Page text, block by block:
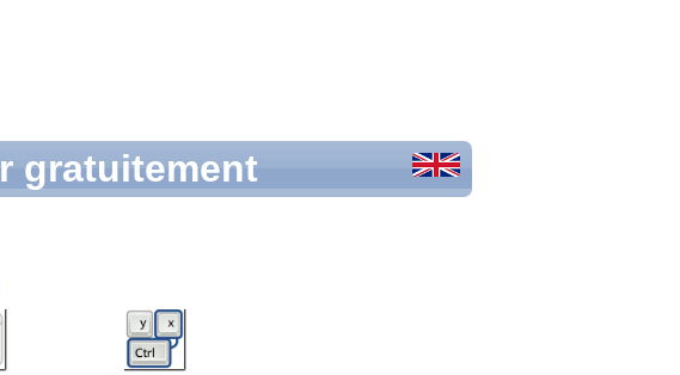
gratuitement